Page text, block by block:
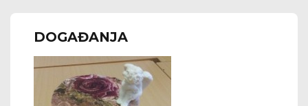
DOGAĐANJA